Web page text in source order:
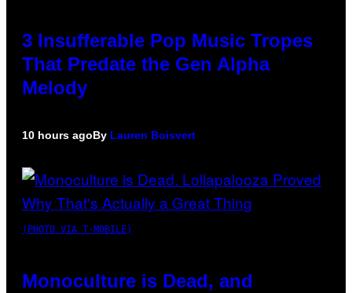
3 Insufferable Pop Music Tropes
That Predate the Gen Alpha
Melody
10 hours agoBy Lauren Boisvert
(PHOTO VIA T-MOBILE)
Monoculture is Dead, and